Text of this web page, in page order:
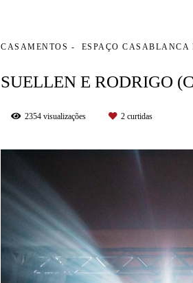
CASAMENTOS ESPAÇO
SUELLEN E RODRIGO
2354 visualizações 2 curtidas